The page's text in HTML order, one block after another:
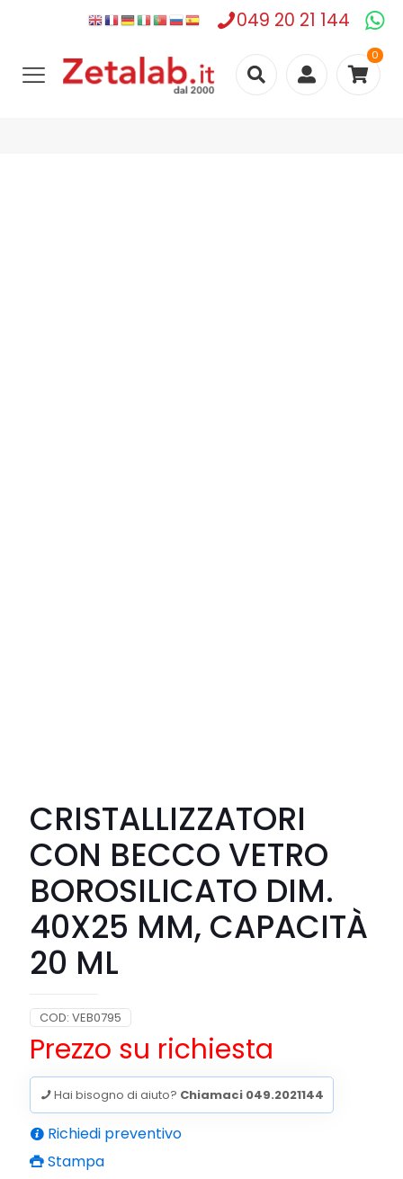
049 20 21 144
0
CRISTALLIZZATORI
CON BECCO VETRO
BOROSILICATO DIM.
40X25 MM, CAPACITÀ
20 ML
COD: VEB0795
Prezzo su richiesta
Hai bisogno di aiuto? Chiamaci 049.2021144
Richiedi preventivo
Stampa